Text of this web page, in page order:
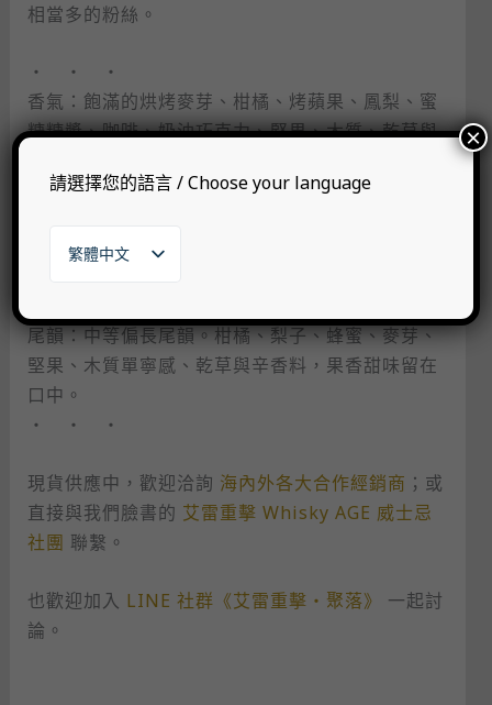
相當多的粉絲。
・ ・ ・
香氣：飽滿的烘烤麥芽、柑橘、烤蘋果、鳳梨、蜜
糖糖漿、咖啡、奶油巧克力、堅果、木質、乾草與
子、麥芽、蜜糖糖漿、堅果、木質、荳蔻與辛香
料。
尾韻：中等偏長尾韻。柑橘、梨子、蜂蜜、麥芽、
堅果、木質單寧感、乾草與辛香料，果香甜味留在
口中。
・ ・ ・
現貨供應中，歡迎洽詢 海內外各大合作經銷商 ；或
直接與我們臉書的 艾雷重擊 Whisky AGE 威士忌
社團 聯繫。
也歡迎加入 LINE 社群《艾雷重擊・聚落》
一起討
論。
請選擇您的語言 / Choose your language
繁體中文
English
한국어
×